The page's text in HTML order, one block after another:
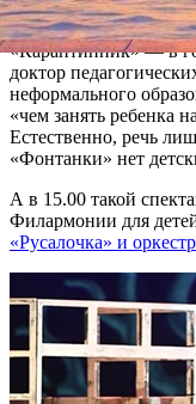
В 14.00 наша
«Карантинник» — в
доктор
неформального
«чем занять ребенка
Естественно, речь
«Фонтанки» нет
А в 15.00 такой
Филармонии для
«Русалочка» и